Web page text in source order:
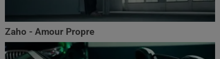
Zaho - Amour Propre